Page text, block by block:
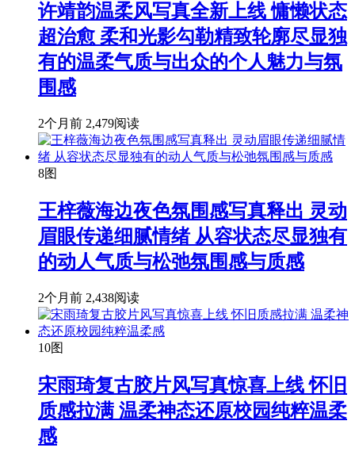
许靖韵温柔风写真全新上线 慵懒状态
超治愈 柔和光影勾勒精致轮廓尽显独
有的温柔气质与出众的个人魅力与氛
围感
2个月前 2,479阅读
8图
王梓薇海边夜色氛围感写真释出 灵动
眉眼传递细腻情绪 从容状态尽显独有
的动人气质与松弛氛围感与质感
2个月前 2,438阅读
10图
宋雨琦复古胶片风写真惊喜上线 怀旧
质感拉满 温柔神态还原校园纯粹温柔
感